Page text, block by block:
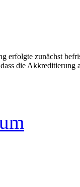
erfolgte zunächst
die